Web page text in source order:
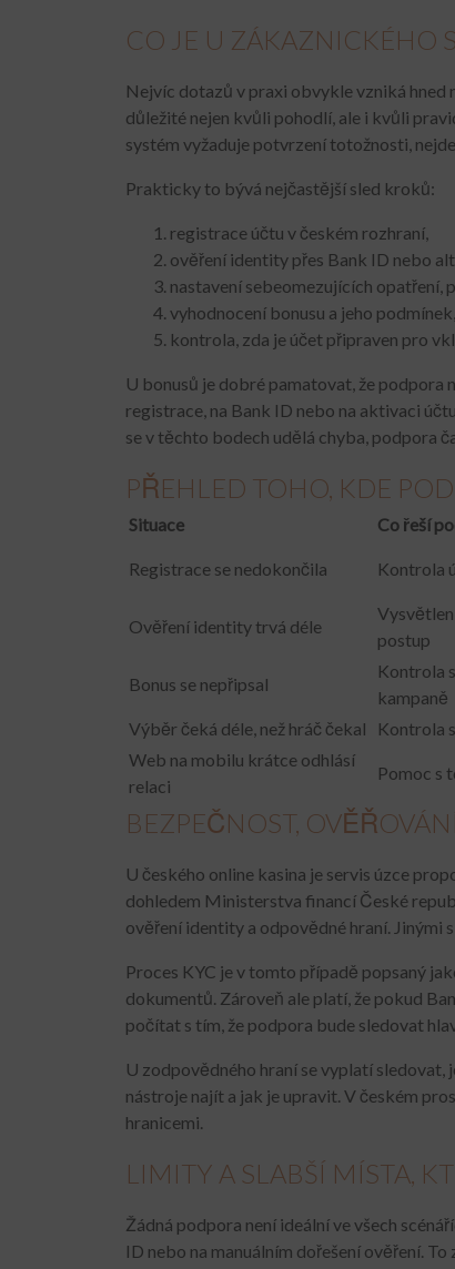
CO JE U ZÁKAZNICKÉHO
Nejvíc dotazů v praxi obvykle vzniká hned
důležité nejen kvůli pohodlí, ale i kvůli
systém vyžaduje potvrzení totožnosti,
Prakticky to bývá nejčastější sled kroků:
registrace účtu v českém rozhraní,
ověření identity přes Bank ID nebo
nastavení sebeomezujících
vyhodnocení bonusu a jeho podmínek,
kontrola, zda je účet připraven pro
U bonusů je dobré pamatovat, že podpora
registrace, na Bank ID nebo na aktivaci
se v těchto bodech udělá chyba, podpora
PŘEHLED TOHO, KDE
Situace Co řeší
Registrace se nedokončila Kontrola
Ověření identity trvá déle
postup
Bonus se nepřipsal
Kontrola
kampaně
Výběr čeká déle, než hráč čekal
Kontrola
Web na mobilu krátce odhlásí
relaci
Pomoc s
BEZPEČNOST,
U českého online kasina je servis úzce
dohledem Ministerstva financí České
ověření identity a odpovědné hraní. Jinými
Proces KYC je v tomto případě popsaný
dokumentů. Zároveň ale platí, že pokud
počítat s tím, že podpora bude sledovat
U zodpovědného hraní se vyplatí
nástroje najít a jak je upravit. V českém
hranicemi.
LIMITY A SLABŠÍ MÍSTA,
Žádná podpora není ideální ve všech
ID nebo na manuálním dořešení ověření.